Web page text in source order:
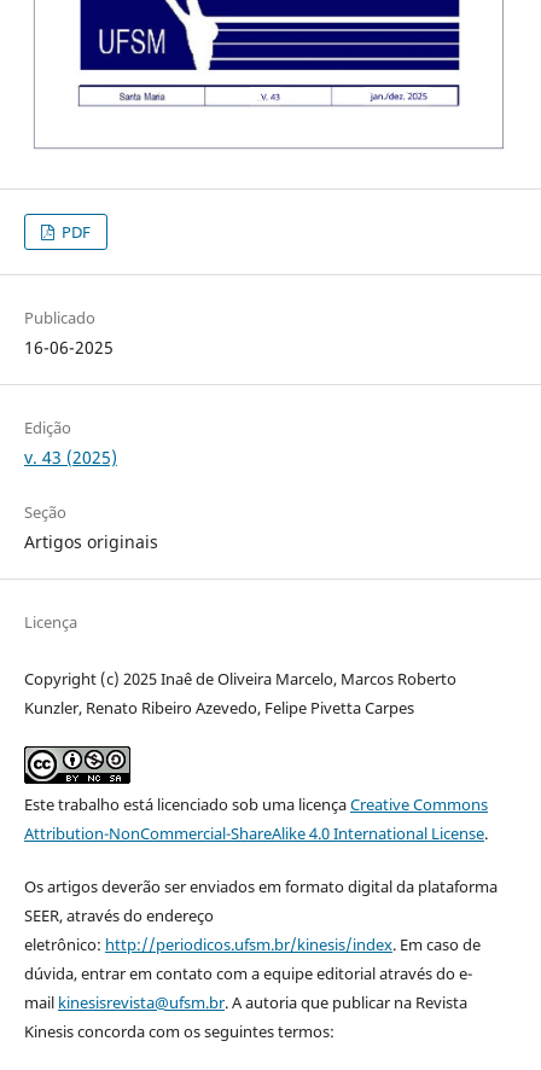
PDF
Publicado
16-06-2025
Edição
v. 43 (2025)
Seção
Artigos originais
Licença
Copyright (c) 2025 Inaê de Oliveira Marcelo, Marcos Roberto
Kunzler, Renato Ribeiro Azevedo, Felipe Pivetta Carpes
Este trabalho está licenciado sob uma licençaCreative Commons
Attribution-NonCommercial-ShareAlike 4.0 International License.
Os artigos deverão ser enviados em formato digital da plataforma
SEER, através do endereço
eletrônico: http://periodicos.ufsm.br/kinesis/index. Em caso de
dúvida, entrar em contato com a equipe editorial através do e-
mail kinesisrevista@ufsm.br. A autoria que publicar na Revista
Kinesis concorda com os seguintes termos: